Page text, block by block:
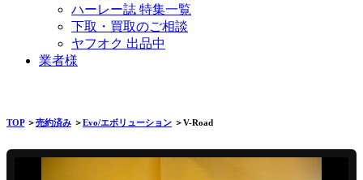
ハーレー誌 特集一覧
下取・買取のご相談
ヤフオク 出品中
業者様
TOP＞売約済み ＞Evo/エボリューション ＞V-Road